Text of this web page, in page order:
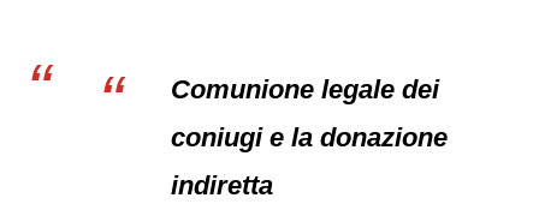
Comunione legale dei
coniugi e la donazione
indiretta